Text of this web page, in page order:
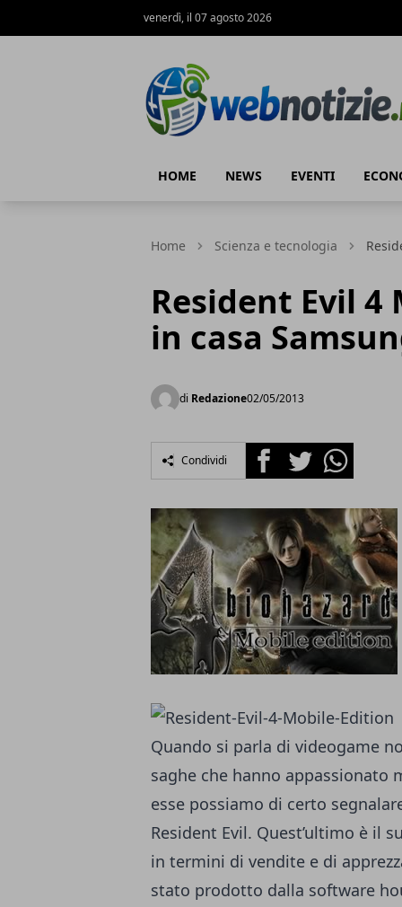
venerdì, il 07 agosto 2026
HOME NEWS EVENTI
Home Scienza e tecnologia
Resident Evil
in casa
di Redazione02/05/2013
Condividi FacebookTwitterWhatsapp
Quando si parla di videogame
saghe che hanno
esse possiamo di certo
Resident Evil. Quest’ultimo è il
in termini di vendite e di
stato prodotto dalla software